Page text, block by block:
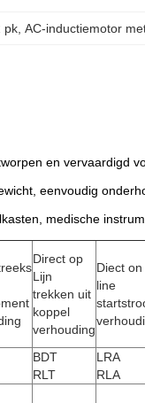
pk , AC-inductiemotor
en vervaardigd
eenvoudig
medische
Direct op
Lijn
trekken uit
koppel
verhouding
Diect on
line
BDT
RLT
LRA
RLA